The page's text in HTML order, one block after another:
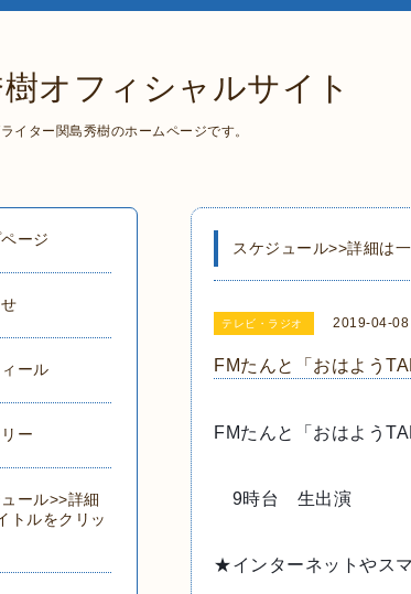
オフィシャルサイト
イター関島秀樹のホームページです。
スケジュール>>詳細は
テレビ・ラジオ 2019-04-08
FMたんと「おはよう
FMたんと「おはよう
9時台　生出演
★インターネットやス
ージ
ール
ー
ール>>詳細
トルをクリッ